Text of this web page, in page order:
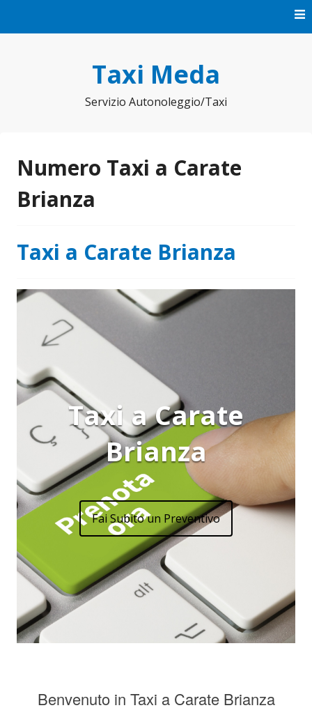
Taxi Meda
Servizio Autonoleggio/Taxi
Numero Taxi a Carate
Brianza
Taxi a Carate Brianza
Taxi a Carate
Brianza
Fai Subito un Preventivo
Benvenuto in Taxi a Carate Brianza